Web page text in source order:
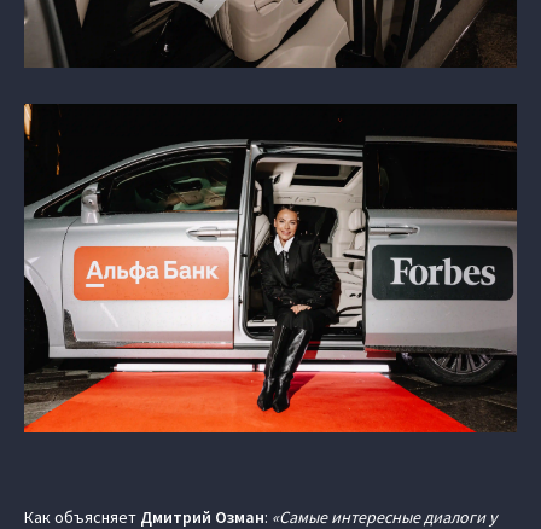
Как объясняет Дмитрий Озман: «Самые интересные диалоги у